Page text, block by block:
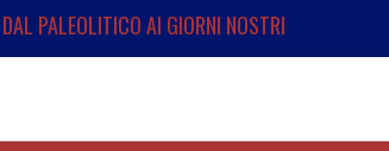
DAL PALEOLITICO AI GIORNI NOSTRI